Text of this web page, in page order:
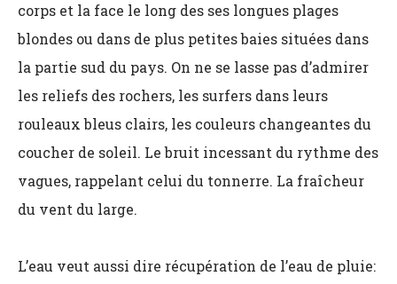
corps et la face le long des ses longues plages
blondes ou dans de plus petites baies situées dans
la partie sud du pays. On ne se lasse pas d’admirer
les reliefs des rochers, les surfers dans leurs
rouleaux bleus clairs, les couleurs changeantes du
coucher de soleil. Le bruit incessant du rythme des
vagues, rappelant celui du tonnerre. La fraîcheur
du vent du large.
L’eau veut aussi dire récupération de l’eau de pluie: